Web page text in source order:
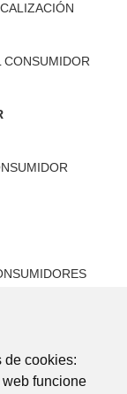
de cookies:
funcione
CONSUMIDOR